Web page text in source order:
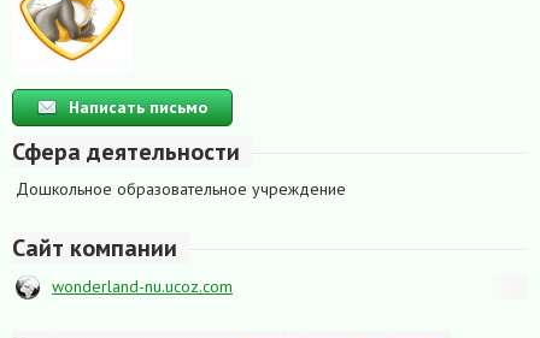
Написать письмо
Сфера деятельности
Дошкольное образовательное учреждение
Сайт компании
wonderland-nu.ucoz.com